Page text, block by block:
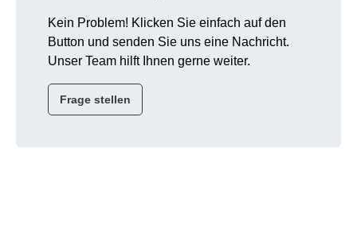
Kein Problem! Klicken Sie einfach auf den
Button und senden Sie uns eine Nachricht.
Unser Team hilft Ihnen gerne weiter.
Frage stellen